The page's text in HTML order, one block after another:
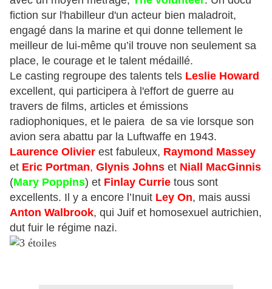
fiction sur l'habilleur d'un acteur bien maladroit,
engagé dans la marine et qui donne tellement le
meilleur de lui-même qu’il trouve non seulement sa
place, le courage et le talent médaillé.
Le casting regroupe des talents tels Leslie Howard
excellent, qui participera à l'effort de guerre au
travers de films, articles et émissions
radiophoniques, et le paiera de sa vie lorsque son
avion sera abattu par la Luftwaffe en 1943.
Laurence Olivier est fabuleux, Raymond Massey
et Eric Portman, Glynis Johns et Niall MacGinnis
(Mary Poppins) et Finlay Currie tous sont
excellents. Il y a encore l’Inuit Ley On, mais aussi
Anton Walbrook, qui Juif et homosexuel autrichien,
dut fuir le régime nazi.